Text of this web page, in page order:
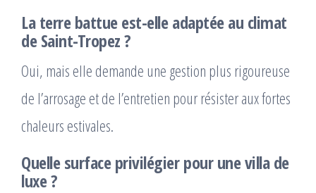
La terre battue est-elle adaptée au climat
de Saint-Tropez ?
Oui, mais elle demande une gestion plus rigoureuse
de l’arrosage et de l’entretien pour résister aux fortes
chaleurs estivales.
Quelle surface privilégier pour une villa de
luxe ?